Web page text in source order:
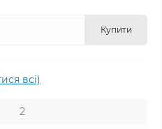
Купити
всі)
2